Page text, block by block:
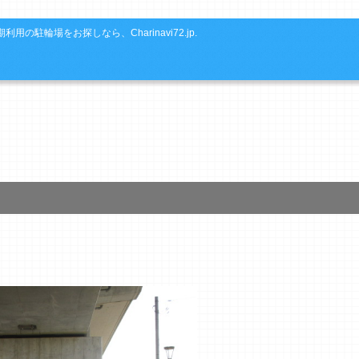
利用の駐輪場をお探しなら、Charinavi72.jp.